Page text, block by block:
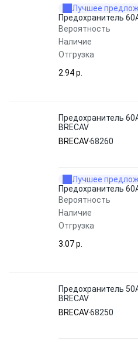
Лучшее
Предохранитель
Вероятность
Наличие
Отгрузка
2.94 p.
Предохранитель
BRECAV
BRECAV68260
Лучшее
Предохранитель
Вероятность
Наличие
Отгрузка
3.07 p.
Предохранитель
BRECAV
BRECAV68250